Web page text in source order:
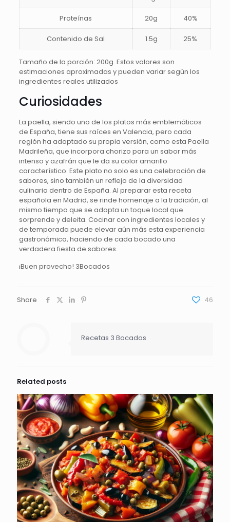
Proteínas 20g 40%
Contenido de Sal 1.5g 25%
Tamaño de la porción: 200g. Estos valores son
estimaciones aproximadas y pueden variar según los
ingredientes reales utilizados
Curiosidades
La paella, siendo uno de los platos más emblemáticos
de España, tiene sus raíces en Valencia, pero cada
región ha adaptado su propia versión, como esta Paella
Madrileña, que incorpora chorizo para un sabor más
intenso y azafrán que le da su color amarillo
característico. Este plato no solo es una celebración de
sabores, sino también un reflejo de la diversidad
culinaria dentro de España. Al preparar esta receta
española en Madrid, se rinde homenaje a la tradición, al
mismo tiempo que se adopta un toque local que
sorprende y deleita. Cocinar con ingredientes locales y
de temporada puede elevar aún más esta experiencia
gastronómica, haciendo de cada bocado una
verdadera fiesta de sabores.
¡Buen provecho! 3Bocados
Share 46
Recetas 3 Bocados
Related posts